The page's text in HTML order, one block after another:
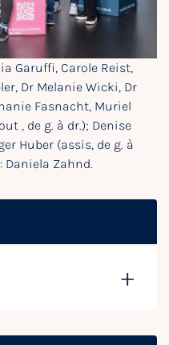
Garuffi, Carole Reist,
Dr Melanie Wicki, Dr
Fasnacht, Muriel
, de g. à dr.); Denise
Huber (assis, de g. à
Daniela Zahnd.